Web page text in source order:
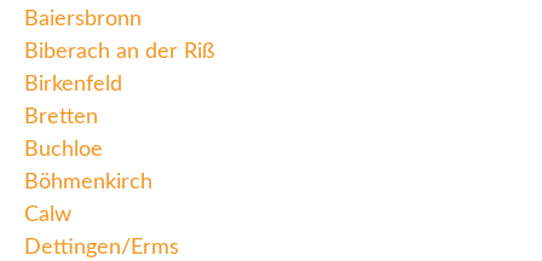
Baiersbronn
Biberach an der Riß
Birkenfeld
Bretten
Buchloe
Böhmenkirch
Calw
Dettingen/Erms